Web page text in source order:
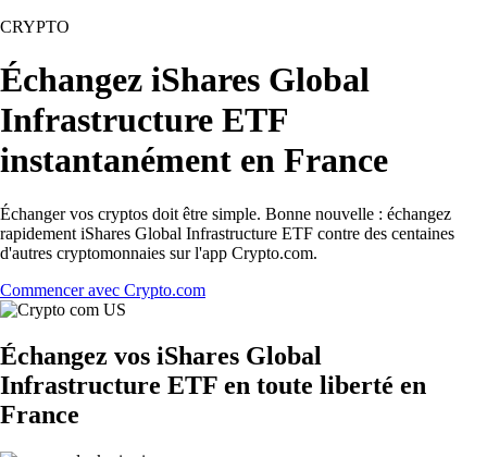
CRYPTO
Échangez iShares Global
Infrastructure ETF
instantanément en France
Échanger vos cryptos doit être simple. Bonne nouvelle : échangez
rapidement iShares Global Infrastructure ETF contre des centaines
d'autres cryptomonnaies sur l'app Crypto.com.
Commencer avec Crypto.com
Échangez vos iShares Global
Infrastructure ETF en toute liberté en
France